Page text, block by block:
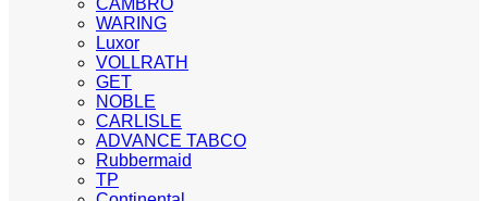
CAMBRO
WARING
Luxor
VOLLRATH
GET
NOBLE
CARLISLE
ADVANCE TABCO
Rubbermaid
TP